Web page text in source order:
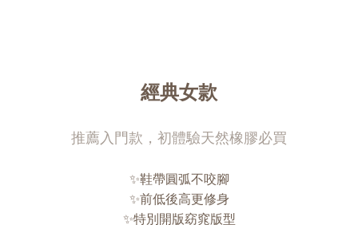
經典女款
推薦入門款，初體驗天然橡膠必買
✨鞋帶圓弧不咬腳
✨前低後高更修身
✨特別開版窈窕版型